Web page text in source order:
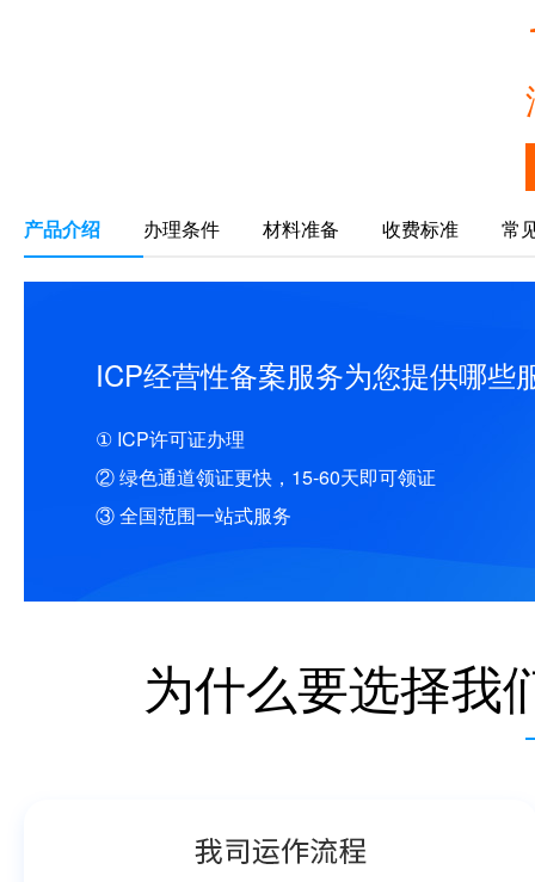
产品介绍 办理条件 材料准备 收费标准 常
ICP经营性备案服务为您提供哪些
① ICP许可证办理
② 绿色通道领证更快，15-60天即可领证
③ 全国范围一站式服务
为什么要选择我